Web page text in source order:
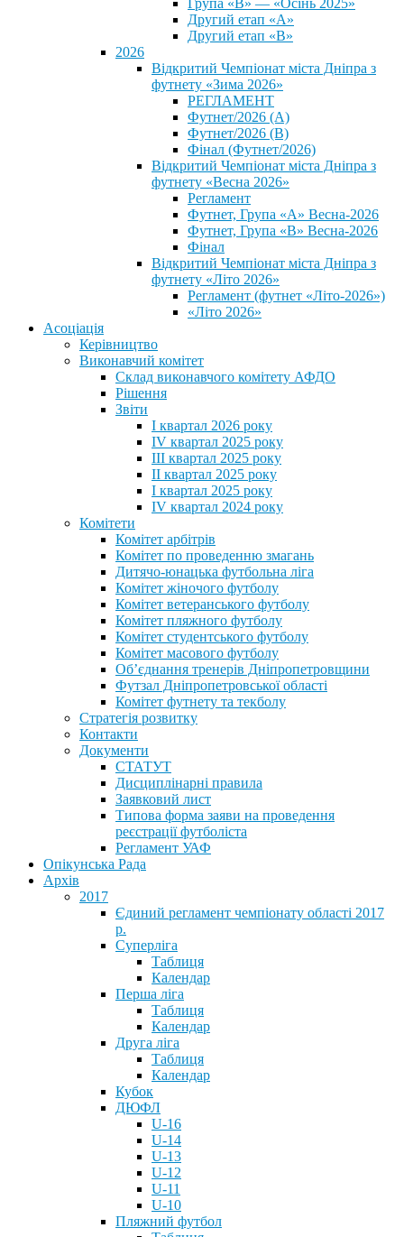
Група «В» — «Осінь 2025»
Другий етап «А»
Другий етап «В»
2026
Відкритий Чемпіонат міста Дніпра з
футнету «Зима 2026»
РЕГЛАМЕНТ
Футнет/2026 (А)
Футнет/2026 (В)
Фінал (Футнет/2026)
Відкритий Чемпіонат міста Дніпра з
футнету «Весна 2026»
Регламент
Футнет, Група «А» Весна-2026
Футнет, Група «В» Весна-2026
Фінал
Відкритий Чемпіонат міста Дніпра з
футнету «Літо 2026»
Регламент (футнет «Літо-2026»)
«Літо 2026»
Асоціація
Керівництво
Виконавчий комітет
Склад виконавчого комітету АФДО
Рішення
Звіти
I квартал 2026 року
IV квартал 2025 року
III квартал 2025 року
II квартал 2025 року
I квартал 2025 року
IV квартал 2024 року
Комітети
Комітет арбітрів
Комітет по проведенню змагань
Дитячо-юнацька футбольна ліга
Комітет жіночого футболу
Комітет ветеранського футболу
Комітет пляжного футболу
Комітет студентського футболу
Комітет масового футболу
Обʼєднання тренерів Дніпропетровщини
Футзал Дніпропетровської області
Комітет футнету та текболу
Стратегія розвитку
Контакти
Документи
СТАТУТ
Дисциплінарні правила
Заявковий лист
Типова форма заяви на проведення
реєстрації футболіста
Регламент УАФ
Опікунська Рада
Архів
2017
Єдиний регламент чемпіонату області 2017
р.
Суперліга
Таблиця
Календар
Перша ліга
Таблиця
Календар
Друга ліга
Таблиця
Календар
Кубок
ДЮФЛ
U-16
U-14
U-13
U-12
U-11
U-10
Пляжний футбол